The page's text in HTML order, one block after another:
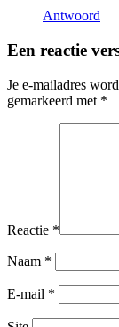
Antwoord
Een reactie
Je e-mailadres
gemarkeerd met *
Reactie *
Naam *
E-mail *